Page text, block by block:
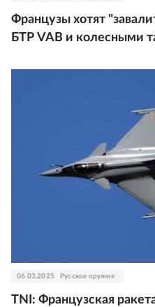
Французы хотят
БТР VAB и колесными
06.03.2025 Русское оружие
TNI: Французская